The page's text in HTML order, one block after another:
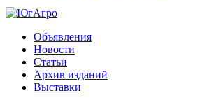
Объявления
Новости
Статьи
Архив изданий
Выставки